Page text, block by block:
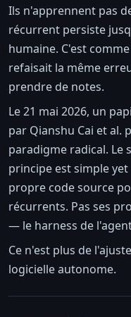
Ils n'apprennent pas
récurrent persiste
humaine. C'est
refaisait la même
prendre de notes.
Le 21 mai 2026, un
par Qianshu Cai et al.
paradigme radical. Le
principe est simple
propre code source
récurrents. Pas ses
— le harness de
Ce n'est plus de
logicielle autonome.